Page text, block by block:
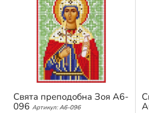
Свята преподобна Зоя А6-
096 Артикул: А6-096